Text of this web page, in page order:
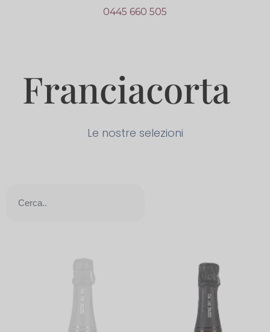
0445 660 505
Franciacorta
Le nostre selezioni